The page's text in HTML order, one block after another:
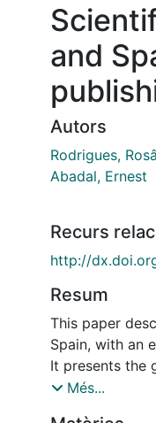
and
Autors
Rodrigues,
Abadal, Ernest
Recurs
http://
Resum
This paper
Spain, with an
It presents the
publisher, and
Més...